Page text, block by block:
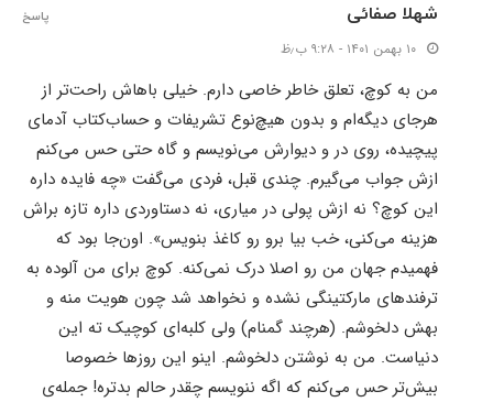
شهلا صفائی
۱۰ بهمن ۱۴۰۱ - ۹:۲۸ ب٫ظ
من به کوچ، تعلق خاطر خاصی دارم. خیلی باهاش راحت‌تر از
هرجای دیگه‌ام و بدون هیچ‌نوع تشریفات و حساب‌کتاب آدمای
پیچیده،‌ روی در و دیوارش می‌نویسم و گاه حتی حس می‌کنم
ازش جواب می‌گیرم. چندی قبل، فردی می‌گفت «چه فایده داره
این کوچ؟ نه ازش پولی در میاری، نه دستاوردی داره تازه براش
هزینه می‌کنی، خب بیا برو رو کاغذ بنویس». اون‌جا بود که
فهمیدم جهان من رو اصلا درک نمی‌کنه. کوچ برای من آلوده به
ترفندهای مارکتینگی نشده و نخواهد شد چون هویت منه و
بهش دلخوشم. (هرچند گمنام) ولی کلبه‌ای کوچیک ته این
دنیاست. من به نوشتن دلخوشم. اینو این روزها خصوصا
بیش‌تر حس می‌کنم که اگه ننویسم چقدر حالم بدتره! جمله‌ی
پاسخ